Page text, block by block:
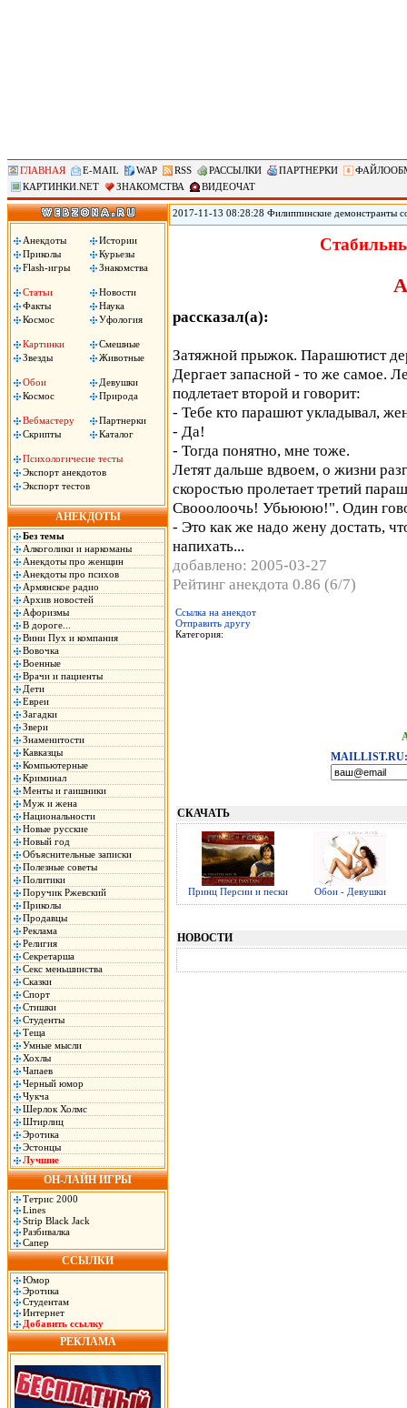
ГЛАВНАЯ E-MAIL WAP RSS РАССЫЛКИ ПАРТНЕРКИ
КАРТИНКИ.NET
ЗНАКОМСТВА ВИДЕОЧАТ
Анекдоты
Истории
Приколы
Курьезы
Flash-игры
Знакомства
Статьи
Новости
Факты
Наука
Космос
Уфология
Картинки
Смешные
Звезды
Животные
Обои
Девушки
Космос
Природа
Вебмастеру
Партнерки
Скрипты
Каталог
Психологичесие тесты
Экспорт анекдотов
Экспорт тестов
АНЕКДОТЫ
Без темы
Алкоголики и наркоманы
Анекдоты про женщин
Анекдоты про психов
Армянское радио
Архив новостей
Афоризмы
В дороге...
Вини Пух и компания
Вовочка
Военные
Врачи и пациенты
Дети
Евреи
Загадки
Звери
Знаменитости
Кавказцы
Компьютерные
Криминал
Менты и гаишники
Муж и жена
Национальности
Новые русские
Новый год
Объяснительные записки
Полезные советы
Политики
Поручик Ржевский
Приколы
Продавцы
Реклама
Религия
Секретарша
Секс меньшинства
Сказки
Спорт
Стишки
Студенты
Теща
Умные мысли
Хохлы
Чапаев
Черный юмор
Чукча
Шерлок Холмс
Штирлиц
Эротика
Эстонцы
Лучшие
ОН-ЛАЙН ИГРЫ
Тетрис 2000
Lines
Strip Black Jack
Разбивалка
Сапер
ССЫЛКИ
Юмор
Эротика
Студентам
Интернет
Добавить ссылку
РЕКЛАМА
2017-11-13 08:28:28 Филиппинские демонстранты
против «американского империализма» сожгли
вместе с началом 31-го саммита АСЕАН.
рассказал(а):
Затяжной прыжок. Парашютист
Дергает запасной - то же самое.
подлетает второй и говорит:
- Тебе кто парашют укладывал,
- Да!
- Тогда понятно, мне тоже.
Летят дальше вдвоем, о жизни
скоростью пролетает третий
Свооолоочь! Убьююю!". Один
- Это как же надо жену достать,
напихать...
добавлено: 2005-03-27
Рейтинг анекдота 0.86 (6/7)
Ссылка на анекдот
Отправить другу
Категория:
MAILLIST.RU:
СКАЧАТЬ
Принц Персии и пески Обои - Девушки
НОВОСТИ